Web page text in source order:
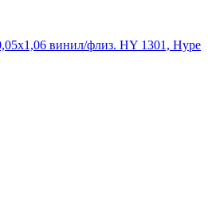
винил/флиз. HY 1301, Hype